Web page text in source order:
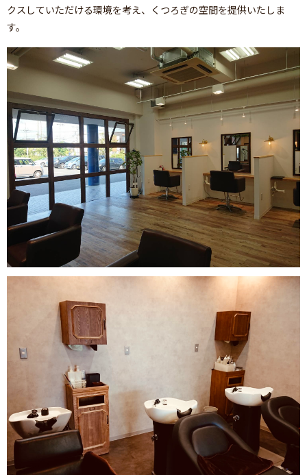
クスしていただける環境を考え、くつろぎの空間を提供いたしま
す。